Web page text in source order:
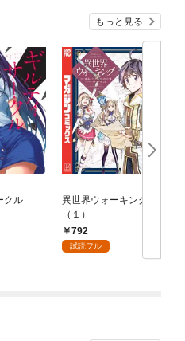
もっと見る
クル
異世界ウォーキング
（１）
792
試読フル